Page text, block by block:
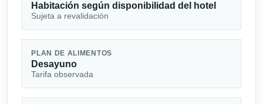
Habitación según disponibilidad del hotel
Sujeta a revalidación
PLAN DE ALIMENTOS
Desayuno
Tarifa observada